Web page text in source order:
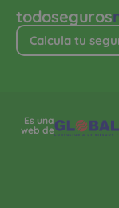
todoseguros
Calcula tu
Es una
web de